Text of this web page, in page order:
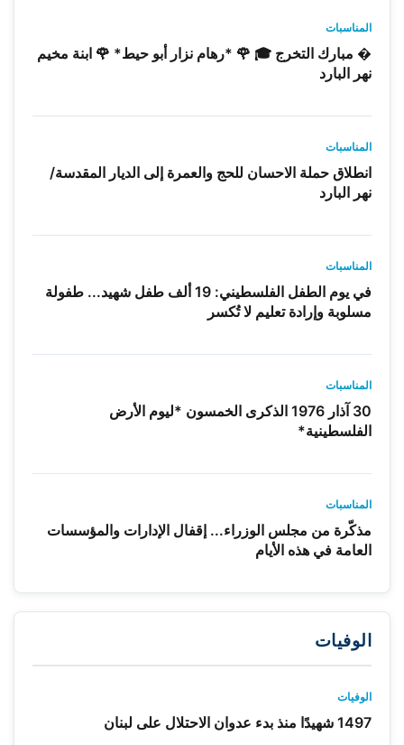
المناسبات
� مبارك التخرج 🎓 🌹 *رهام نزار أبو حيط* 🌹 ابنة مخيم
نهر البارد
المناسبات
انطلاق حملة الاحسان للحج والعمرة إلى الديار المقدسة/
نهر البارد
المناسبات
في يوم الطفل الفلسطيني: 19 ألف طفل شهيد... طفولة
مسلوبة وإرادة تعليم لا تُكسر
المناسبات
30 آذار 1976 الذكرى الخمسون *ليوم الأرض
الفلسطينية*
المناسبات
مذكّرة من مجلس الوزراء... إقفال الإدارات والمؤسسات
العامة في هذه الأيام
الوفيات
الوفيات
1497 شهيدًا منذ بدء عدوان الاحتلال على لبنان